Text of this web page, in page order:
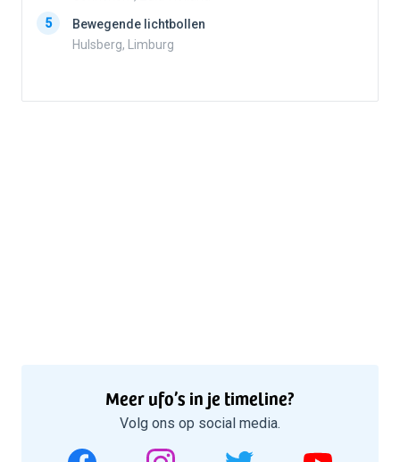
5
Bewegende lichtbollen
Hulsberg, Limburg
Meer ufo’s in je timeline?
Volg ons op social media.